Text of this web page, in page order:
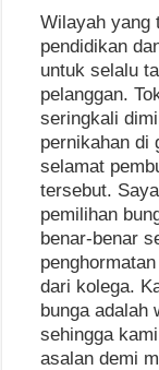
Wilayah yang
pendidikan
untuk selalu
pelanggan.
seringkali
pernikahan di
selamat
tersebut.
pemilihan
benar-benar
dari kolega.
bunga adalah
sehingga
asalan demi